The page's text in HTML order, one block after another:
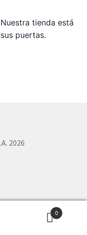
tienda está
puertas.
2026
0